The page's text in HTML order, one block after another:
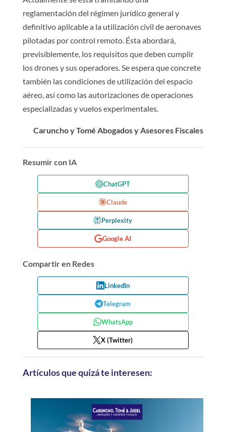
reglamentación del régimen jurídico general y
definitivo aplicable a la utilización civil de aeronaves
pilotadas por control remoto. Ésta abordará,
previsiblemente, los requisitos que deben cumplir
los drones y sus operadores. Se espera que concrete
también las condiciones de utilización del espacio
aéreo, así como las autorizaciones de operaciones
especializadas y vuelos experimentales.
Caruncho y Tomé Abogados y Asesores Fiscales
Resumir con IA
ChatGPT
Claude
Perplexity
Google AI
Compartir en Redes
LinkedIn
Telegram
WhatsApp
X (Twitter)
Artículos que quizá te interesen: